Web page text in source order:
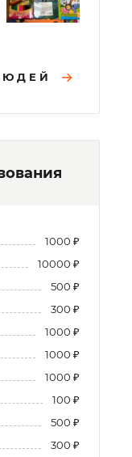
1000 ₽
10000 ₽
500 ₽
300 ₽
1000 ₽
1000 ₽
1000 ₽
100 ₽
500 ₽
300 ₽